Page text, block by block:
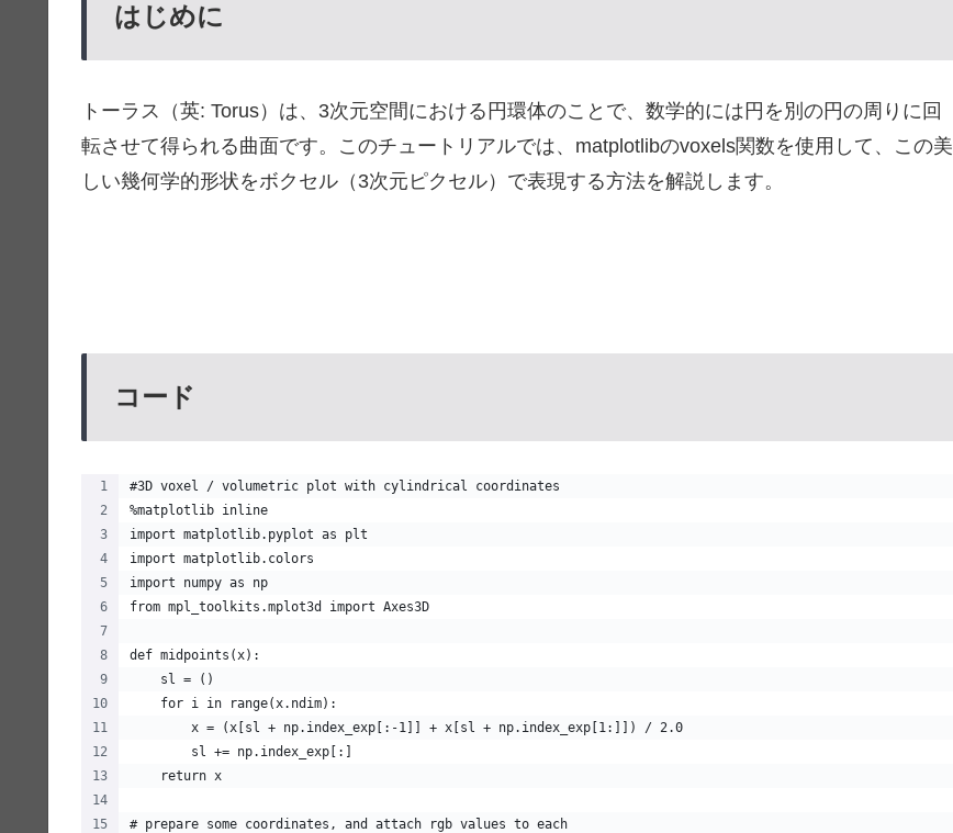
はじめに
トーラス（英: Torus）は、3次元空間における円環体のことで、数学的には円を別の円の周りに回
転させて得られる曲面です。このチュートリアルでは、matplotlibのvoxels関数を使用して、この美
しい幾何学的形状をボクセル（3次元ピクセル）で表現する方法を解説します。
コード
#3D voxel / volumetric plot with cylindrical coordinates
%matplotlib inline
import matplotlib.pyplot as plt
import matplotlib.colors
import numpy as np
from mpl_toolkits.mplot3d import Axes3D
def midpoints(x):
    sl = ()
    for i in range(x.ndim):
        x = (x[sl + np.index_exp[:-1]] + x[sl + np.index_exp[1:]]) / 2.0
        sl += np.index_exp[:]
    return x
# prepare some coordinates, and attach rgb values to each